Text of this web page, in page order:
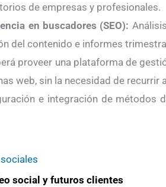
de empresas y profesionales.
en buscadores (SEO):
del contenido e informes
proveer una plataforma de
web, sin la necesidad de recurrir
e integración de métodos
social y futuros clientes